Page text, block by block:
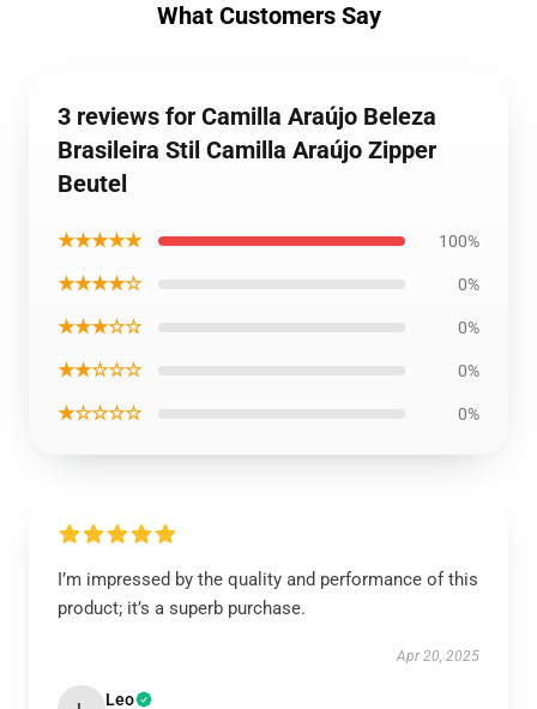
What Customers Say
3 reviews for Camilla Araújo Beleza
Brasileira Stil Camilla Araújo Zipper
Beutel
★★★★★ 100%
★★★★☆ 0%
★★★☆☆ 0%
★★☆☆☆ 0%
★☆☆☆☆ 0%
I’m impressed by the quality and performance of this
product; it’s a superb purchase.
Apr 20, 2025
Leo